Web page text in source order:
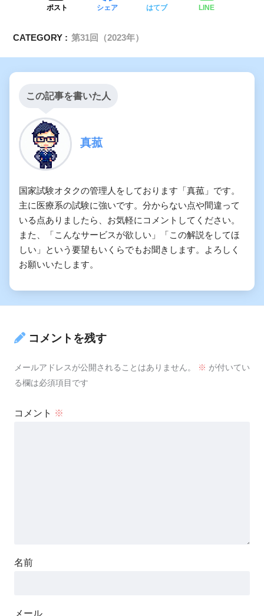
ポスト シェア はてブ LINE
CATEGORY : 第31回（2023年）
この記事を書いた人
真菰
国家試験オタクの管理人をしております「真菰」です。
主に医療系の試験に強いです。分からない点や間違って
いる点ありましたら、お気軽にコメントしてください。
また、「こんなサービスが欲しい」「この解説をしてほ
しい」という要望もいくらでもお聞きします。よろしく
お願いいたします。
コメントを残す
メールアドレスが公開されることはありません。 ※ が付いてい
る欄は必須項目です
コメント ※
名前
メール